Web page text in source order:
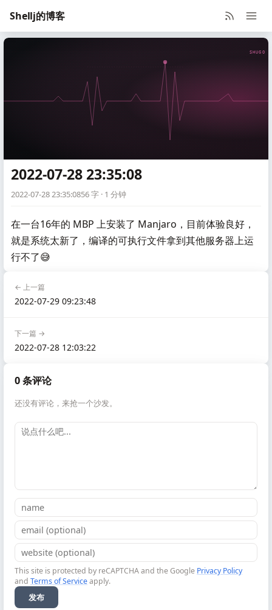
Shellj的博客
SHUGO
2022-07-28 23:35:08
2022-07-28 23:35:0856 字 · 1 分钟
在一台16年的 MBP 上安装了 Manjaro，目前体验良好，
就是系统太新了，编译的可执行文件拿到其他服务器上运
行不了😅
← 上一篇
2022-07-29 09:23:48
下一篇 →
2022-07-28 12:03:22
0 条评论
还没有评论，来抢一个沙发。
This site is protected by reCAPTCHA and the Google Privacy Policy
and Terms of Serviceapply.
发布